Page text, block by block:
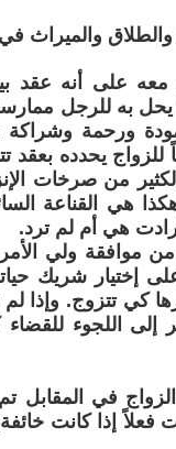
والميراث في
معه على أنه
به للرجل
ورحمة وشراكة
للزواج يحدده
من صرخات
هي القناعة
هي أم لم ترد.
من موافقة ولي
إختيار شريك
كي تتزوج. وإذا
إلى اللجوء
في المقابل
إذا كانت